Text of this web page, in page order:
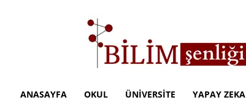
ANASAYFA OKUL ÜNIVERSITE YAPAY ZEKA